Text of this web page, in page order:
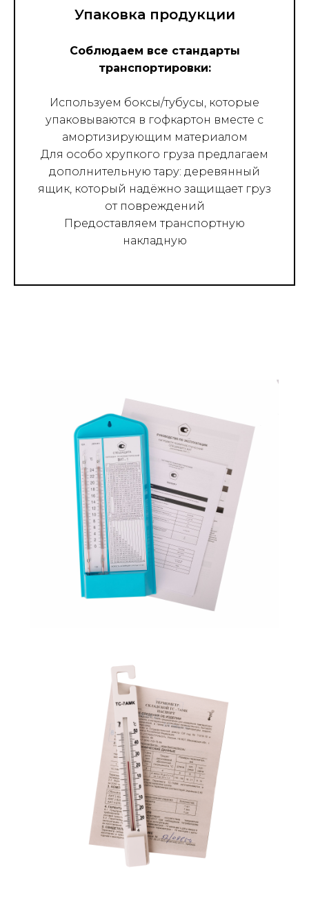
Упаковка продукции
Соблюдаем все стандарты
транспортировки:
Используем боксы/тубусы, которые
упаковываются в гофкартон вместе с
амортизирующим материалом
Для особо хрупкого груза предлагаем
дополнительную тару: деревянный
ящик, который надёжно защищает груз
от повреждений
Предоставляем транспортную
накладную